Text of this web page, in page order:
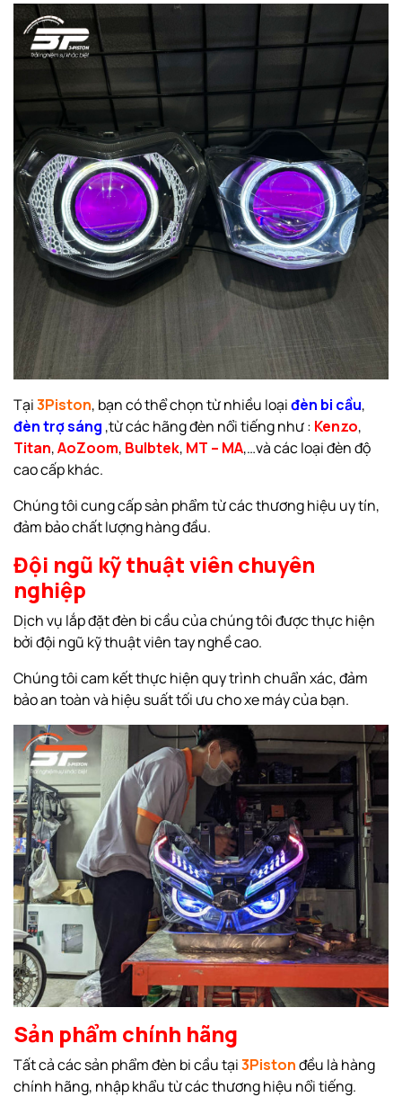
Tại3Piston, bạn có thể chọn từ nhiều loạiđèn bi cầu,
đèn trợ sáng ,từ các hãng đèn nổi tiếng như : Kenzo,
Titan,AoZoom, Bulbtek, MT – MA,…và các loại đèn độ
cao cấp khác.
Chúng tôi cung cấp sản phẩm từ các thương hiệu uy tín,
đảm bảo chất lượng hàng đầu.
Đội ngũ kỹ thuật viên chuyên
nghiệp
Dịch vụ lắp đặt đèn bi cầu của chúng tôi được thực hiện
bởi đội ngũ kỹ thuật viên tay nghề cao.
Chúng tôi cam kết thực hiện quy trình chuẩn xác, đảm
bảo an toàn và hiệu suất tối ưu cho xe máy của bạn.
Sản phẩm chính hãng
Tất cả các sản phẩm đèn bi cầu tại3Pistonđều là hàng
chính hãng, nhập khẩu từ các thương hiệu nổi tiếng.